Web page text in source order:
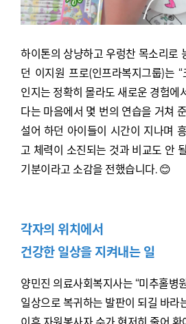
하이톤의 상냥하고 우렁찬 목소리로
던 이지원 프로(인프라복지그룹)는
인지는 정확히 몰라도 새로운 경험에
다는 마음에서 몇 번의 연습을 거쳐
설어 하던 아이들이 시간이 지나며
고 체력이 소진되는 것과 비교도 안
기분이라고 소감을 전했습니다. 😊
각자의 위치에서
건강한 일상을 지켜내는 일
양민진 의료사회복지사는 “미추홀병
일상으로 복귀하는 발판이 되길 바라